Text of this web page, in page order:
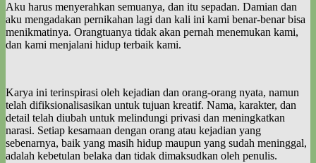
Aku harus menyerahkan semuanya, dan itu sepadan. Damian dan
aku mengadakan pernikahan lagi dan kali ini kami benar-benar bisa
menikmatinya. Orangtuanya tidak akan pernah menemukan kami,
dan kami menjalani hidup terbaik kami.
Karya ini terinspirasi oleh kejadian dan orang-orang nyata, namun
telah difiksionalisasikan untuk tujuan kreatif. Nama, karakter, dan
detail telah diubah untuk melindungi privasi dan meningkatkan
narasi. Setiap kesamaan dengan orang atau kejadian yang
sebenarnya, baik yang masih hidup maupun yang sudah meninggal,
adalah kebetulan belaka dan tidak dimaksudkan oleh penulis.